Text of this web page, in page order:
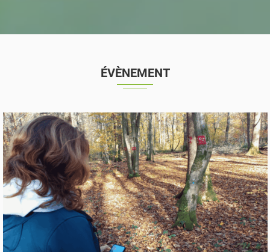
ÉVÈNEMENT